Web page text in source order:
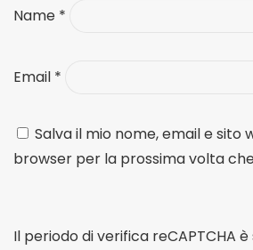
Name *
Email *
Salva il mio nome, email e sito
browser per la prossima volta
Il periodo di verifica reCAPTCHA